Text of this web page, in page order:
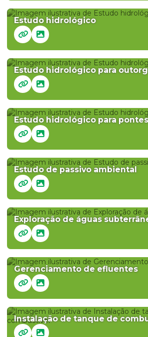
Estudo hidrológico
Estudo hidrológico para
Estudo hidrológico para pontes
Estudo de passivo ambiental
Exploração de águas
Gerenciamento de efluentes
Instalação de tanque de